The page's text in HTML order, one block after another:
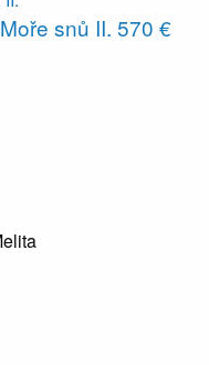
Moře snů II. 570 €